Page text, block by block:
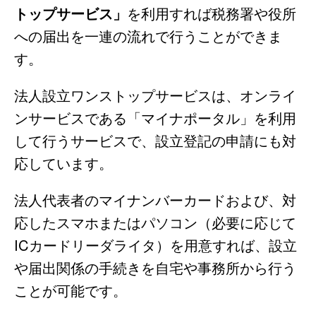
トップサービス」 を利用すれば税務署や役所
への届出を一連の流れで行うことができま
す。
法人設立ワンストップサービスは、オンライ
ンサービスである「マイナポータル」を利用
して行うサービスで、設立登記の申請にも対
応しています。
法人代表者のマイナンバーカードおよび、対
応したスマホまたはパソコン（必要に応じて
ICカードリーダライタ）を用意すれば、設立
や届出関係の手続きを自宅や事務所から行う
ことが可能です。